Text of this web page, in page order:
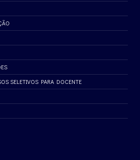
SELETIVOS PARA DOCENTE